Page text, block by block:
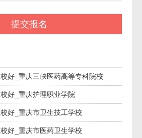
好_重庆三峡医药高等专科院校
好_重庆护理职业学院
好_重庆市卫生技工学校
好_重庆市医药卫生学校